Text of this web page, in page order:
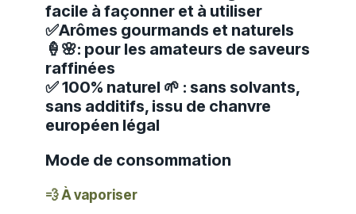
facile à façonner et à utiliser
✅Arômes gourmands et naturels
🍦🌸: pour les amateurs de saveurs
raffinées
✅100% naturel 🌱 : sans solvants,
sans additifs, issu de chanvre
européen légal
Mode de consommation
💨 À vaporiser